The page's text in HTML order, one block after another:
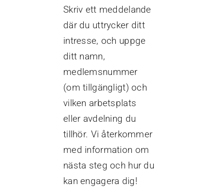
Skriv ett meddelande
där du uttrycker ditt
intresse, och uppge
ditt namn,
medlemsnummer
(om tillgängligt) och
vilken arbetsplats
eller avdelning du
tillhör. Vi återkommer
med information om
nästa steg och hur du
kan engagera dig!